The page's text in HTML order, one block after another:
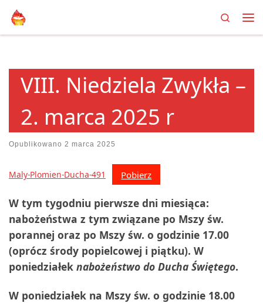
Przejdź do treści
Search
VIII. Niedziela Zwykła –
2. marca 2025 r
Opublikowano 2 marca 2025
Maly-Plomien-Ducha-491 Pobierz
W tym tygodniu pierwsze dni miesiąca:
nabożeństwa z tym związane po Mszy św.
porannej oraz po Mszy św. o godzinie 17.00
(oprócz środy popielcowej i piątku). W
poniedziałek nabożeństwo do Ducha Świętego.
W poniedziałek na Mszy św. o godzinie 18.00